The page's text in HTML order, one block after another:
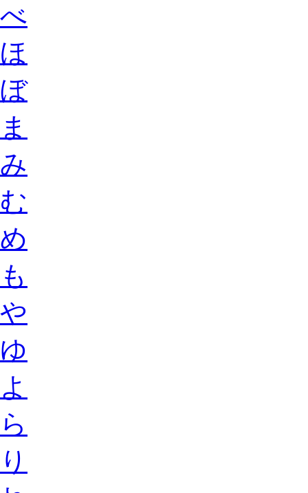
べ
ほ
ぼ
ま
み
む
め
も
や
ゆ
よ
ら
り